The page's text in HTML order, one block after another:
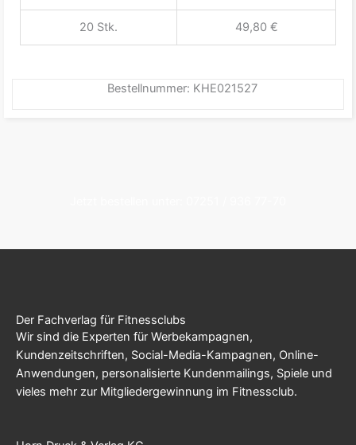
20 Stk. 49,80 €
Bestellnummer: KHE021527
Der Fachverlag für Fitnessclubs
Wir sind die Experten für Werbekampagnen,
Kundenzeitschriften, Social-Media-Kampagnen, Online-
Anwendungen, personalisierte Kundenmailings, Spiele und
vieles mehr zur Mitgliedergewinnung im Fitnessclub.